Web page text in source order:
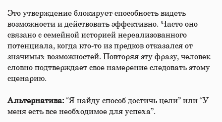
Это утверждение блокирует способность видеть
возможности и действовать эффективно. Часто оно
связано с семейной историей нереализованного
потенциала, когда кто-то из предков отказался от
значимых возможностей. Повторяя эту фразу, человек
словно подтверждает свое намерение следовать этому
сценарию.
Альтернатива: “Я найду способ достичь цели” или “У
меня есть все необходимое для успеха”.